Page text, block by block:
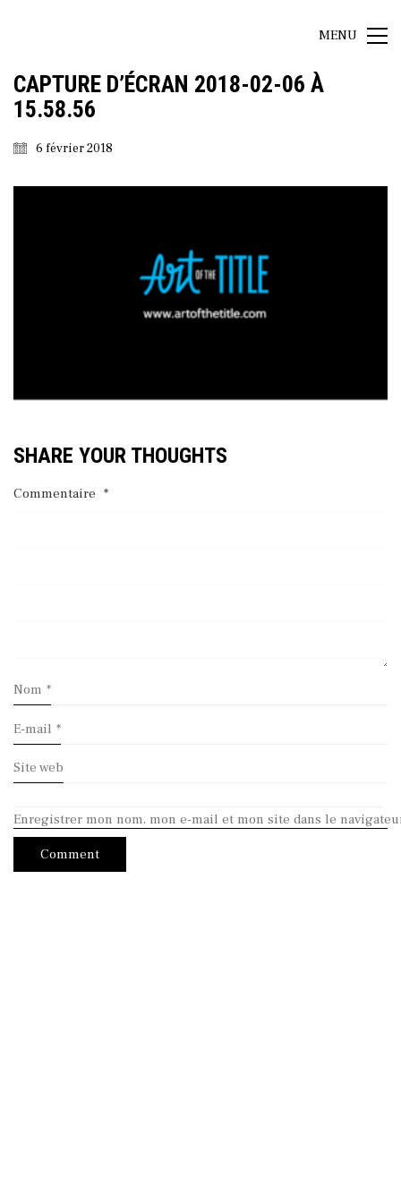
MENU
CAPTURE D’ÉCRAN 2018-02-06 À
15.58.56
6 février 2018
SHARE YOUR THOUGHTS
Commentaire *
Nom *
E-mail *
Site web
Enregistrer mon nom, mon e-mail et mon site dans le